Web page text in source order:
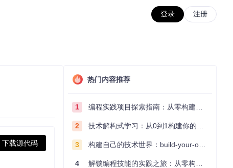
登录 注册
下载源代码
热门内容推荐
1 编程实践项目探索指南：从零构建技术能力体系
2 技术解构式学习：从0到1构建你的编程知识体系
3 构建自己的技术世界：build-your-own-x项目的实践探索指南
4 解锁编程技能的实践之旅：从零构建你的技术世界